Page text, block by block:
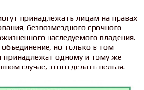
принадлежать лицам на правах
безвозмездного срочного
наследуемого владения.
объединение, но только в том
принадлежат одному и тому же
случае, этого делать нельзя.